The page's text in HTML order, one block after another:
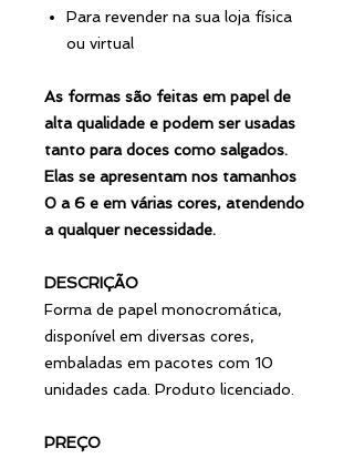
Para revender na sua loja física
ou virtual
As formas são feitas em papel de
alta qualidade e podem ser usadas
tanto para doces como salgados.
Elas se apresentam nos tamanhos
0 a 6 e em várias cores, atendendo
a qualquer necessidade.
DESCRIÇÃO
Forma de papel monocromática,
disponível em diversas cores,
embaladas em pacotes com 10
unidades cada. Produto licenciado.
PREÇO